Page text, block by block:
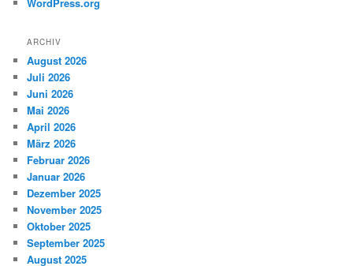
ARCHIV
August 2026
Juli 2026
Juni 2026
Mai 2026
April 2026
März 2026
Februar 2026
Januar 2026
Dezember 2025
November 2025
Oktober 2025
September 2025
August 2025